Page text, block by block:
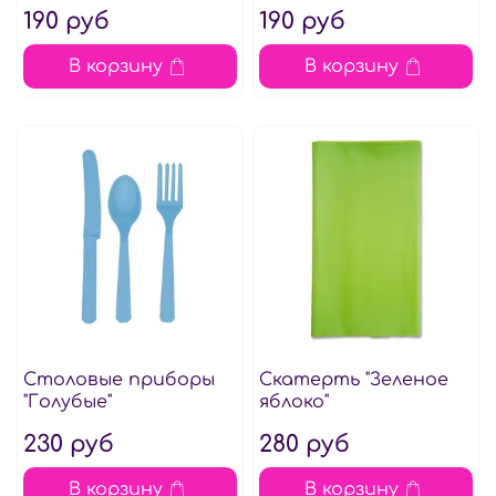
190 руб
В корзину
190 руб
В корзину
Столовые приборы
"Голубые"
230 руб
В корзину
Скатерть "Зеленое
яблоко"
280 руб
В корзину